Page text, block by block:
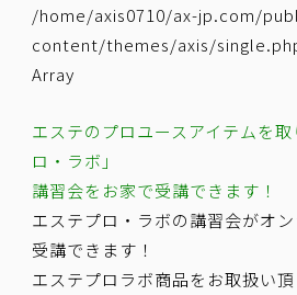
/home/axis0710/ax-jp.com/
content/themes/axis/
Array
エステのプロユースアイテムを
ロ・ラボ」
講習会をお家で受講できます！
エステプロ・ラボの講習会がオ
受講できます！
エステプロラボ商品をお取扱い